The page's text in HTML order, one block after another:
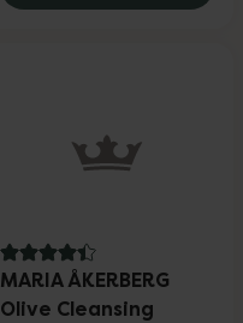
4.4 av 5 i omdöme
MARIA ÅKERBERG
Olive Cleansing